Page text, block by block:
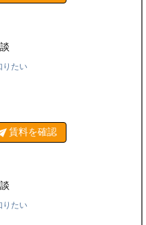
りたい
賃料を確認
りたい